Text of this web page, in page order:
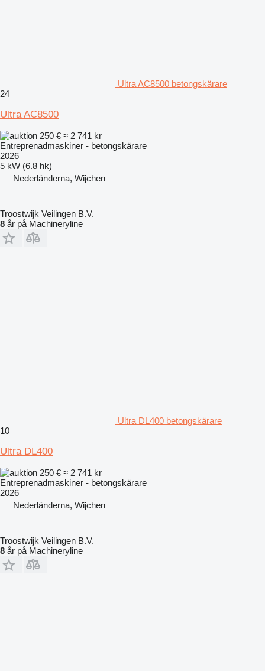
Ultra AC8500 betongskärare
24
Ultra AC8500
250 € ≈ 2 741 kr
Entreprenadmaskiner - betongskärare
2026
5 kW (6.8 hk)
Nederländerna, Wijchen
Troostwijk Veilingen B.V.
8 år på Machineryline
Ultra DL400 betongskärare
10
Ultra DL400
250 € ≈ 2 741 kr
Entreprenadmaskiner - betongskärare
2026
Nederländerna, Wijchen
Troostwijk Veilingen B.V.
8 år på Machineryline